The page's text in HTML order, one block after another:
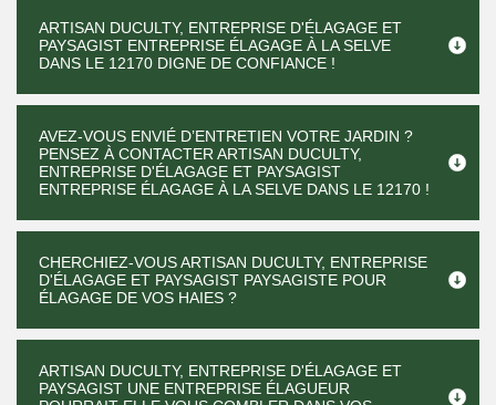
ARTISAN DUCULTY, ENTREPRISE D'ÉLAGAGE ET
PAYSAGIST ENTREPRISE ÉLAGAGE À LA SELVE
DANS LE 12170 DIGNE DE CONFIANCE !
AVEZ-VOUS ENVIÉ D’ENTRETIEN VOTRE JARDIN ?
PENSEZ À CONTACTER ARTISAN DUCULTY,
ENTREPRISE D'ÉLAGAGE ET PAYSAGIST
ENTREPRISE ÉLAGAGE À LA SELVE DANS LE 12170 !
CHERCHIEZ-VOUS ARTISAN DUCULTY, ENTREPRISE
D'ÉLAGAGE ET PAYSAGIST PAYSAGISTE POUR
ÉLAGAGE DE VOS HAIES ?
ARTISAN DUCULTY, ENTREPRISE D'ÉLAGAGE ET
PAYSAGIST UNE ENTREPRISE ÉLAGUEUR